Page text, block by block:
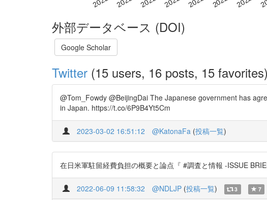
外部データベース (DOI)
Google Scholar
Twitter (15 users, 16 posts, 15 favorites)
@Tom_Fowdy @BeijingDai The Japanese government has
in Japan. https://t.co/6P9B4Yt5Cm
2023-03-02 16:51:12 @KatonaFa (投稿一覧)
在日米軍駐留経費負担の概要と論点『 #調査と情報 -ISSUE
2022-06-09 11:58:32 @NDLJP (投稿一覧) 3 7